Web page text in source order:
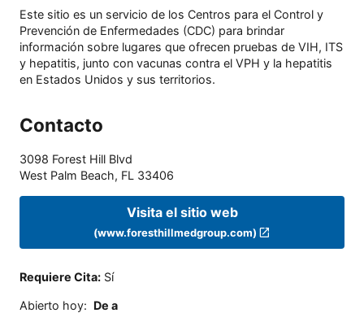
Este sitio es un servicio de los Centros para el Control y
Prevención de Enfermedades (CDC) para brindar
información sobre lugares que ofrecen pruebas de VIH, ITS
y hepatitis, junto con vacunas contra el VPH y la hepatitis
en Estados Unidos y sus territorios.
Contacto
3098 Forest Hill Blvd
West Palm Beach, FL 33406
Visita el sitio web
(www.foresthillmedgroup.com)
Requiere Cita: Sí
Abierto hoy: De a